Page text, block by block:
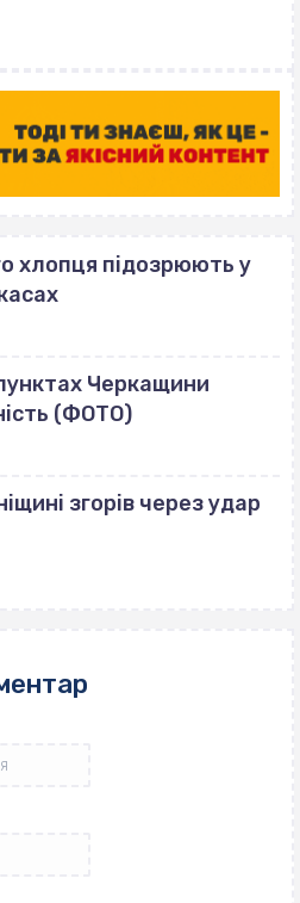
хлопця підозрюють у
Черкащини
(ФОТО)
згорів через удар